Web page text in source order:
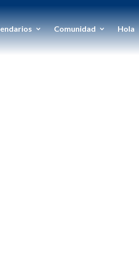
Comunidad Hola